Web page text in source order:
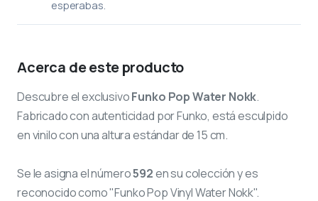
esperabas.
Acerca de este producto
Descubre el exclusivoFunko Pop Water Nokk.
Fabricado con autenticidad por Funko, está esculpido
en vinilo con una altura estándar de 15 cm.
Se le asigna el número592en su colección y es
reconocido como "Funko Pop Vinyl Water Nokk".